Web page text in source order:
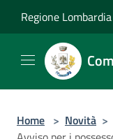
Regione Lombardia
Home > Novità >